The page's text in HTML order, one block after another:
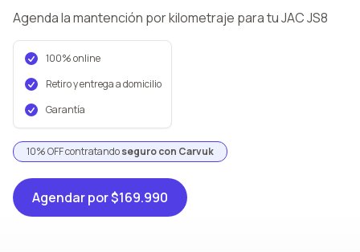
Agenda la mantención por kilometraje para tu JACJS8
100% online
Retiro y entrega a domicilio
Garantía
10% OFF contratandoseguro con Carvuk
Agendarpor $169.990